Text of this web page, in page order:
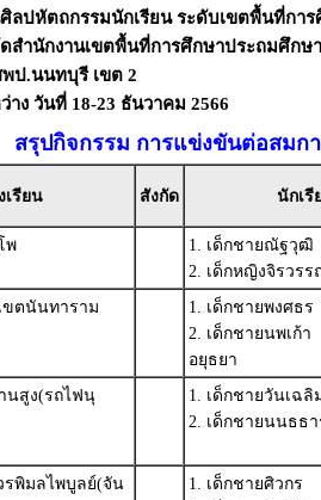
ลปหัตถกรรมนักเรียน ระดับเขตพื้นที่การ
สำนักงานเขตพื้นที่การศึกษาประถมศึกษ
ป.นนทบุรี เขต 2
าง วันที่ 18-23 ธันวาคม 2566
สรุปกิจกรรม การแข่งขันต่อสมก
เรียน สังกัด นักเรี
พ
1. เด็กชายณัฐวุ
2. เด็กหญิงจิรว
ขตนันทาราม
1. เด็กชายพงศ
2. เด็กชายนพเก้
อยุธยา
นสูง(รถไฟนุ
1. เด็กชายวันเฉ
2. เด็กชายนนธธ
รพิมลไพบูลย์(จัน
1. เด็กชายศิวกร